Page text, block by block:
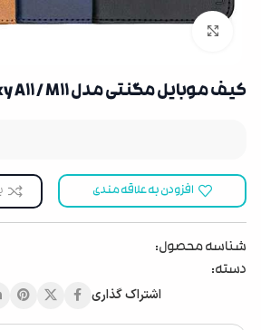
کیف موبایل مگنتی مدل Samsung Galaxy A11 / M11
افزودن به علاقه مندی
شناسه محصول:
دسته:
اشتراک گذاری